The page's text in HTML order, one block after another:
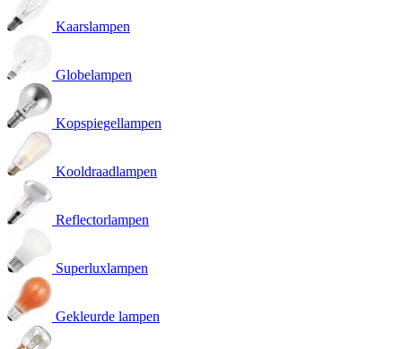
Kaarslampen
Globelampen
Kopspiegellampen
Kooldraadlampen
Reflectorlampen
Superluxlampen
Gekleurde lampen